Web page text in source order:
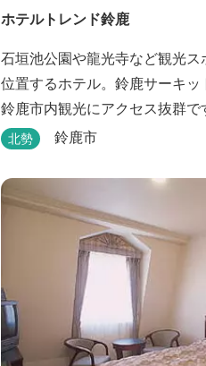
ホテルトレンド鈴鹿
石垣池公園や龍光寺など観光
位置するホテル。鈴鹿サーキッ
鈴鹿市内観光にアクセス抜群で
北勢 鈴鹿市